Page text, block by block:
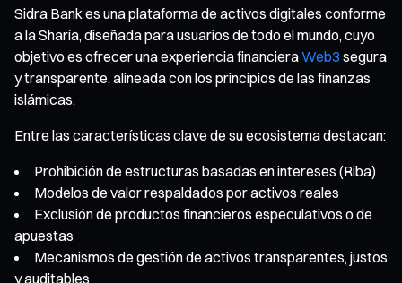
Sidra Bank es una plataforma de activos digitales conforme
a la Sharía, diseñada para usuarios de todo el mundo, cuyo
objetivo es ofrecer una experiencia financieraWeb3 segura
y transparente, alineada con los principios de las finanzas
islámicas.
Entre las características clave de su ecosistema destacan:
Prohibición de estructuras basadas en intereses (Riba)
Modelos de valor respaldados por activos reales
Exclusión de productos financieros especulativos o de
apuestas
Mecanismos de gestión de activos transparentes, justos
y auditables